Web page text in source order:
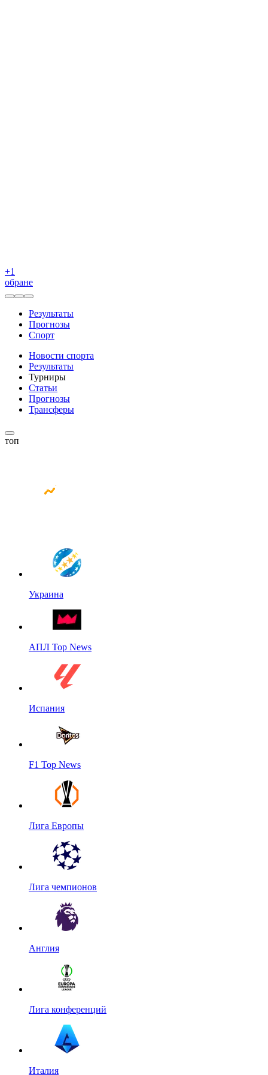
+1
обране
Результаты
Прогнозы
Спорт
Новости спорта
Результаты
Турниры
Статьи
Прогнозы
Трансферы
топ
Украина
АПЛ Top News
Испания
F1 Top News
Лига Европы
Лига чемпионов
Англия
Лига конференций
Италия